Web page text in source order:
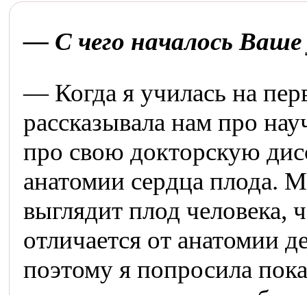
— С чего началось Ваше
— Когда я училась на
рассказывала нам про
про свою докторскую
анатомии сердца плода.
выглядит плод человека,
отличается от анатомии
поэтому я попросила